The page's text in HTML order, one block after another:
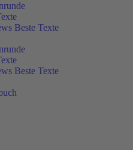
Beste Texte
Beste Texte